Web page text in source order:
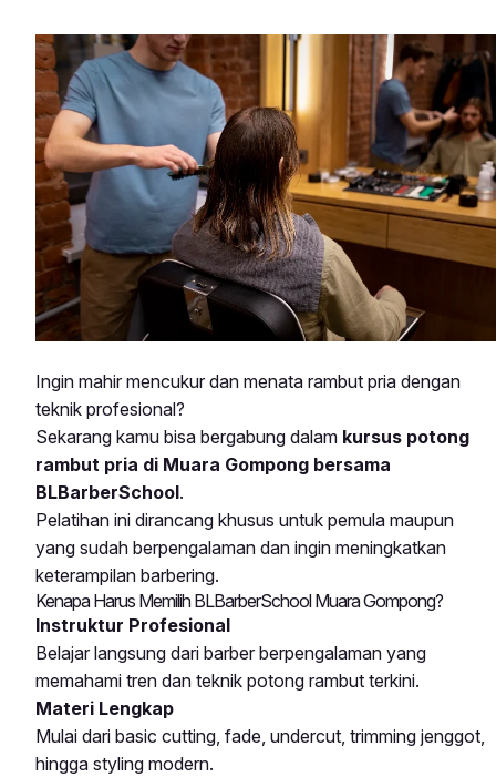
Ingin mahir mencukur dan menata rambut pria dengan
teknik profesional?
Sekarang kamu bisa bergabung dalam kursus potong
rambut pria di Muara Gompong bersama
BLBarberSchool.
Pelatihan ini dirancang khusus untuk pemula maupun
yang sudah berpengalaman dan ingin meningkatkan
keterampilan barbering.
Kenapa Harus Memilih BLBarberSchool Muara Gompong?
Instruktur Profesional
Belajar langsung dari barber berpengalaman yang
memahami tren dan teknik potong rambut terkini.
Materi Lengkap
Mulai dari basic cutting, fade, undercut, trimming jenggot,
hingga styling modern.